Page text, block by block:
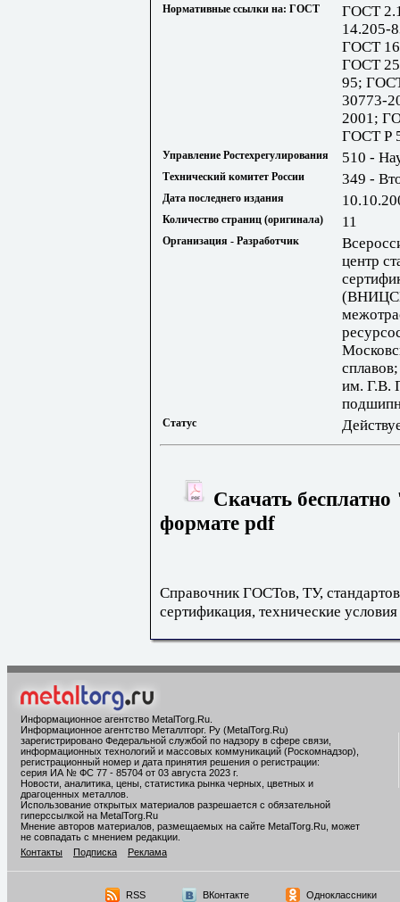
Нормативные ссылки на: ГОСТ
ГОСТ
14.205-
ГОСТ
ГОСТ
95;
30773-
2001;
ГОСТ Р
Управление Ростехрегулирования 510 -
Технический комитет России 349 -
Дата последнего издания
Количество страниц (оригинала) 11
Организация - Разработчик
центр
им. Г.В.
Статус
Скачать
формате pdf
Справочник ГОСТов, ТУ,
сертификация, технические условия
Информационное агентство MetalTorg.Ru
Информационное агентство Металлторг. Ру (MetalTorg.Ru)
зарегистрировано Федеральной службой по надзору в сфере связи,
информационных технологий и массовых коммуникаций (Роскомнадзор),
регистрационный номер и дата принятия решения о регистрации:
серия ИА № ФС 77 - 85704 от 03 августа 2023 г.
Новости, аналитика, цены, статистика рынка черных, цветных и
драгоценных металлов.
Использование открытых материалов разрешается с обязательной
гиперссылкой на MetalTorg.Ru
Мнение авторов материалов, размещаемых на сайте MetalTorg.Ru, может
не совпадать с мнением редакции.
Контакты
Подписка Реклама
RSS ВКонтакте Одноклассники